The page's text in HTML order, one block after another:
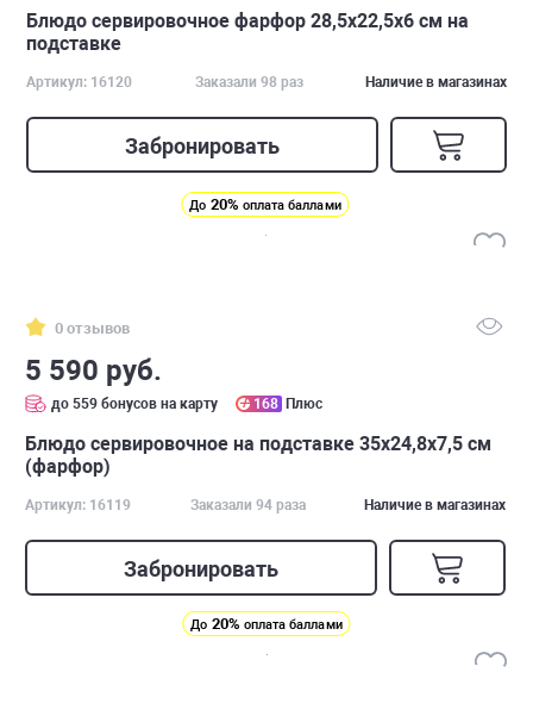
Блюдо сервировочное фарфор 28,5х22,5х6 см на
подставке
Артикул: 16120 Заказали 98 раз Наличие в магазинах
Забронировать
До 20% оплата баллами
0 отзывов
5 590 руб.
до 559 бонусов на карту 168 Плюс
Блюдо сервировочное на подставке 35х24,8х7,5 см
(фарфор)
Артикул: 16119 Заказали 94 раза Наличие в магазинах
Забронировать
До 20% оплата баллами